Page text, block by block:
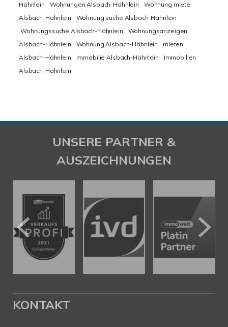
Hähnlein
Wohnungen Alsbach-Hähnlein
Wohnung miete
Alsbach-Hähnlein
Wohnung suche Alsbach-Hähnlein
Wohnungssuche Alsbach-Hähnlein
Wohnungsanzeigen
Alsbach-Hähnlein
Wohnung Alsbach-Hähnlein
mieten
Alsbach-Hähnlein
Immobilie Alsbach-Hähnlein
Immobilien
Alsbach-Hähnlein
UNSERE PARTNER &
AUSZEICHNUNGEN
KONTAKT